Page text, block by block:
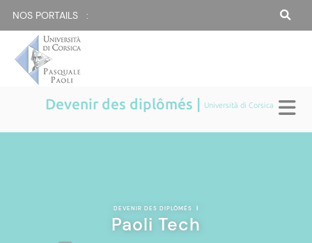
NOS PORTAILS :
Devenir des diplômés | Università di Corsica
DEVENIR DES DIPLÔMÉS |
Paoli Tech